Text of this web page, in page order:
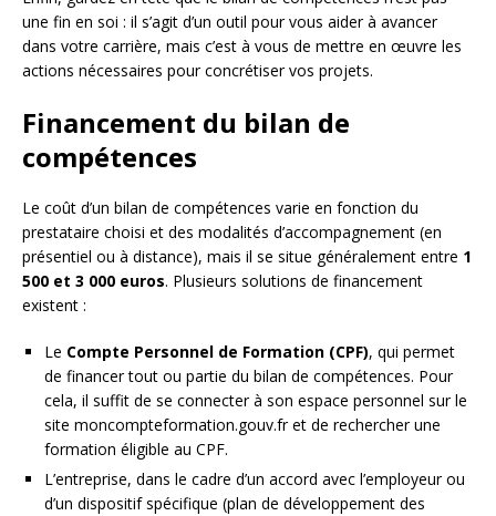
une fin en soi : il s’agit d’un outil pour vous aider à avancer
dans votre carrière, mais c’est à vous de mettre en œuvre les
actions nécessaires pour concrétiser vos projets.
Financement du bilan de
compétences
Le coût d’un bilan de compétences varie en fonction du
prestataire choisi et des modalités d’accompagnement (en
présentiel ou à distance), mais il se situe généralement entre 1
500 et 3 000 euros. Plusieurs solutions de financement
existent :
Le Compte Personnel de Formation (CPF), qui permet
de financer tout ou partie du bilan de compétences. Pour
cela, il suffit de se connecter à son espace personnel sur le
site moncompteformation.gouv.fr et de rechercher une
formation éligible au CPF.
L’entreprise, dans le cadre d’un accord avec l’employeur ou
d’un dispositif spécifique (plan de développement des